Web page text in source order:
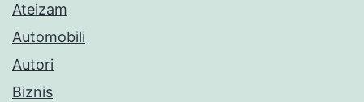
Ateizam
Automobili
Autori
Biznis